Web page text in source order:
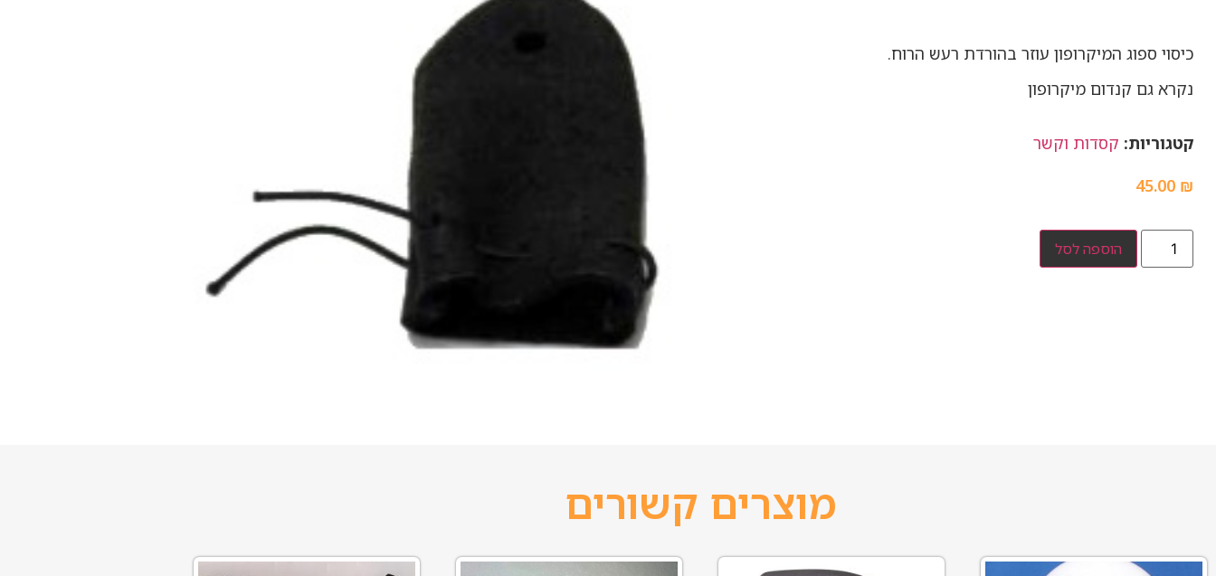
כיסוי ספוג המיקרופון עוזר בהורדת רעש הרוח.
נקרא גם קנדום מיקרופון
קטגוריות: קסדות וקשר
45.00 ₪
הוספה לסל
מוצרים קשורים